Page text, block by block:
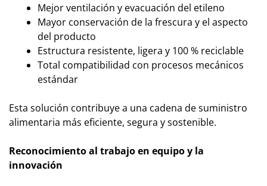
Mejor ventilación y evacuación del etileno
Mayor conservación de la frescura y el aspecto
del producto
Estructura resistente, ligera y 100 % reciclable
Total compatibilidad con procesos mecánicos
estándar
Esta solución contribuye a una cadena de suministro
alimentaria más eficiente, segura y sostenible.
Reconocimiento al trabajo en equipo y la
innovación